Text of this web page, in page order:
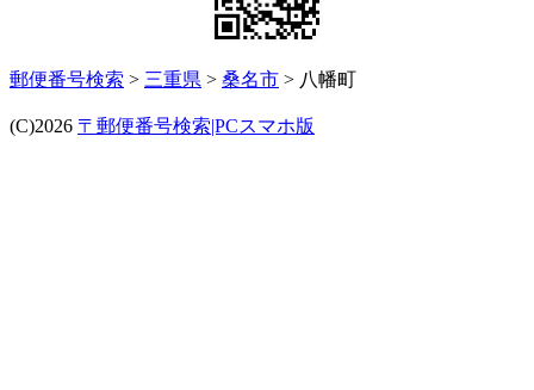
郵便番号検索 > 三重県 > 桑名市 > 八幡町
(C)2026 〒郵便番号検索|PCスマホ版